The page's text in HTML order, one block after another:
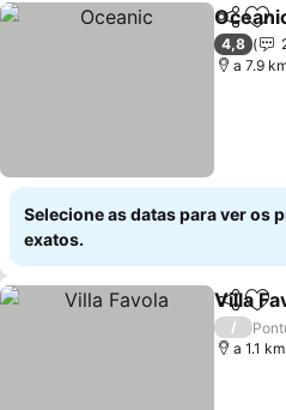
Partilhar
4,8
a 7.9
Selecione as datas para ver os
exatos.
Partilhar
Villa
/
a 1.1